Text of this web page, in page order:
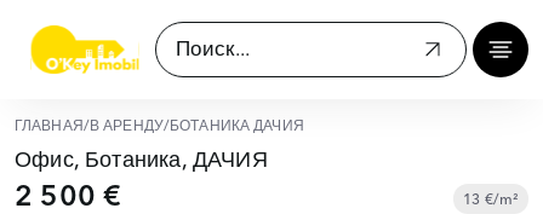
ГЛАВНАЯ/ В АРЕНДУ/ БОТАНИКА ДАЧИЯ
Офис, Ботаника, ДАЧИЯ
2 500 € 13 €/m²